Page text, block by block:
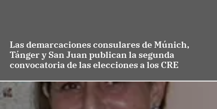
Las demarcaciones consulares de Múnich,
Tánger y San Juan publican la segunda
convocatoria de las elecciones a los CRE